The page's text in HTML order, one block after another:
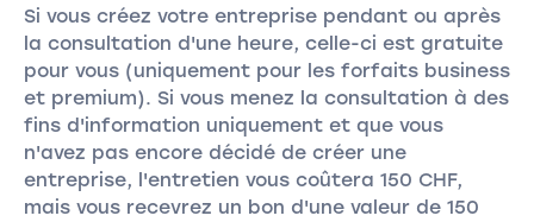
Si vous créez votre entreprise pendant ou après
la consultation d'une heure, celle-ci est gratuite
pour vous (uniquement pour les forfaits business
et premium). Si vous menez la consultation à des
fins d'information uniquement et que vous
n'avez pas encore décidé de créer une
entreprise, l'entretien vous coûtera 150 CHF,
mais vous recevrez un bon d'une valeur de 150